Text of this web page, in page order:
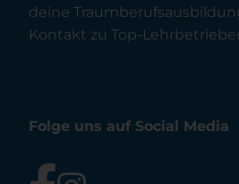
deine
Kontakt zu Top-
Folge uns auf Social Media